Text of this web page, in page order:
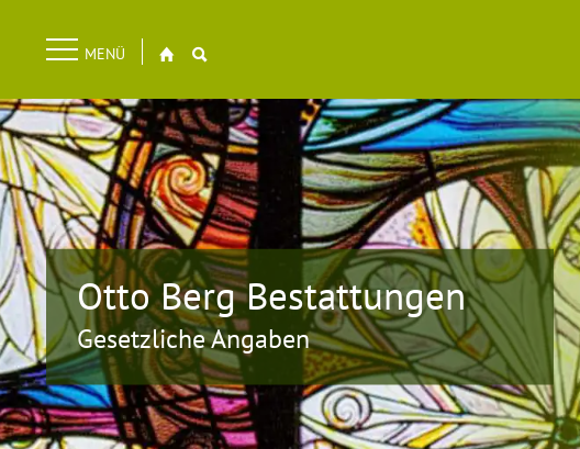
Navigation
überspringen
MENÜ
Otto Berg Bestattungen
Gesetzliche Angaben